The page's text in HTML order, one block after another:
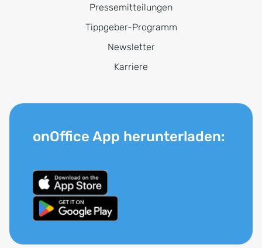
Pressemitteilungen
Tippgeber-Programm
Newsletter
Karriere
onOffice App herunterladen: